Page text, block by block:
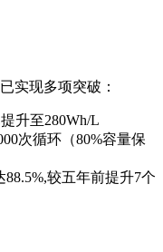
实现多项突破：
升至280Wh/L
次循环（80%容量保
较五年前提升7个